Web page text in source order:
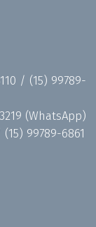
/ (15) 99789-
(WhatsApp)
(15) 99789-6861